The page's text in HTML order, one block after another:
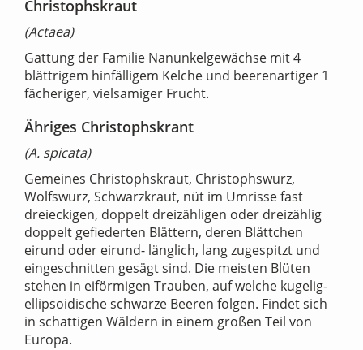
Christophskraut
(Actaea)
Gattung der Familie Nanunkelgewächse mit 4
blättrigem hinfälligem Kelche und beerenartiger 1
fächeriger, vielsamiger Frucht.
Ähriges Christophskrant
(A. spicata)
Gemeines Christophskraut, Christophswurz,
Wolfswurz, Schwarzkraut, nüt im Umrisse fast
dreieckigen, doppelt dreizähligen oder dreizählig
doppelt gefiederten Blättern, deren Blättchen
eirund oder eirund- länglich, lang zugespitzt und
eingeschnitten gesägt sind. Die meisten Blüten
stehen in eiförmigen Trauben, auf welche kugelig-
ellipsoidische schwarze Beeren folgen. Findet sich
in schattigen Wäldern in einem großen Teil von
Europa.